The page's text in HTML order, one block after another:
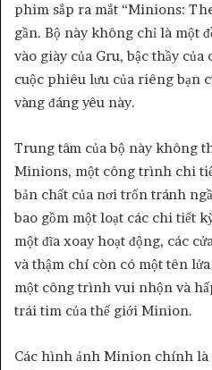
phim sắp ra mắt “Minions:
gần. Bộ này không chỉ là một
vào giày của Gru, bậc thầy
cuộc phiêu lưu của riêng bạn
vàng đáng yêu này.
Trung tâm của bộ này không
Minions, một công trình chi
bản chất của nơi trốn tránh
bao gồm một loạt các chi tiết
một đĩa xoay hoạt động, các
và thậm chí còn có một tên
một công trình vui nhộn và
trái tim của thế giới Minion.
Các hình ảnh Minion chính là